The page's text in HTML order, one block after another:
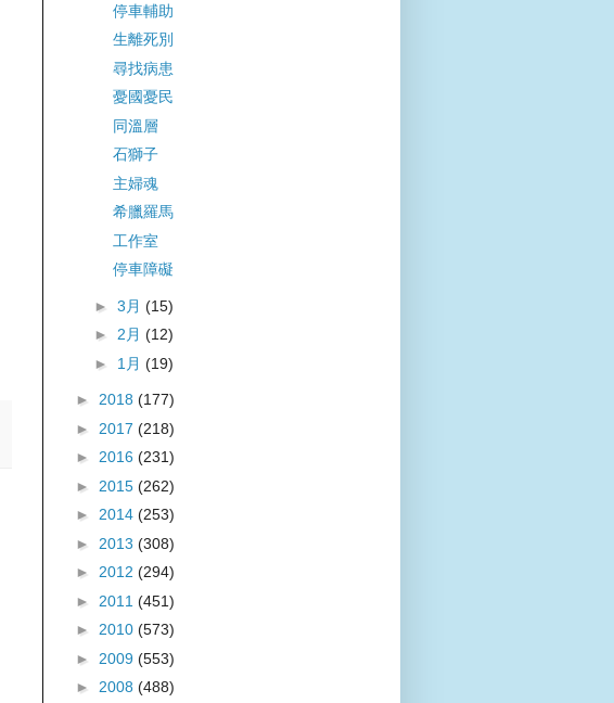
停車輔助
生離死別
尋找病患
憂國憂民
同溫層
石獅子
主婦魂
希臘羅馬
工作室
停車障礙
► 3月 (15)
► 2月 (12)
► 1月 (19)
► 2018 (177)
► 2017 (218)
► 2016 (231)
► 2015 (262)
► 2014 (253)
► 2013 (308)
► 2012 (294)
► 2011 (451)
► 2010 (573)
► 2009 (553)
► 2008 (488)